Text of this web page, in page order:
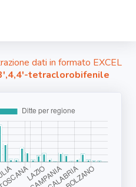
dati in formato EXCEL
tetraclorobifenile